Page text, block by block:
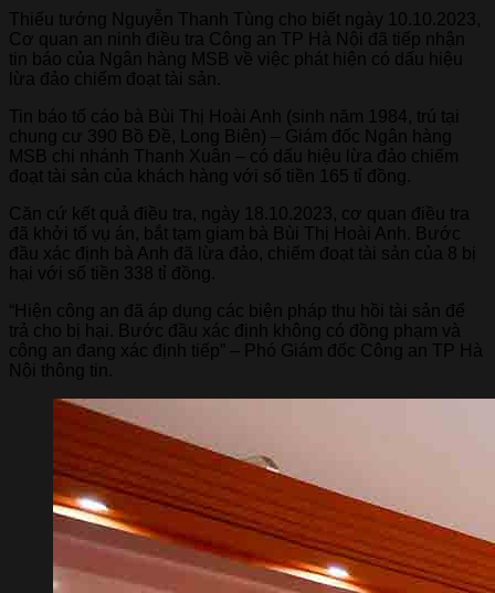
Thiếu tướng Nguyễn Thanh Tùng cho biết ngày 10.10.2023,
Cơ quan an ninh điều tra Công an TP Hà Nội đã tiếp nhận
tin báo của Ngân hàng MSB về việc phát hiện có dấu hiệu
lừa đảo chiếm đoạt tài sản.
Tin báo tố cáo bà Bùi Thị Hoài Anh (sinh năm 1984, trú tại
chung cư 390 Bồ Đề, Long Biên) – Giám đốc Ngân hàng
MSB chi nhánh Thanh Xuân – có dấu hiệu lừa đảo chiếm
đoạt tài sản của khách hàng với số tiền 165 tỉ đồng.
Căn cứ kết quả điều tra, ngày 18.10.2023, cơ quan điều tra
đã khởi tố vụ án, bắt tạm giam bà Bùi Thị Hoài Anh. Bước
đầu xác định bà Anh đã lừa đảo, chiếm đoạt tài sản của 8 bị
hại với số tiền 338 tỉ đồng.
“Hiện công an đã áp dụng các biện pháp thu hồi tài sản để
trả cho bị hại. Bước đầu xác định không có đồng phạm và
công an đang xác định tiếp” – Phó Giám đốc Công an TP Hà
Nội thông tin.